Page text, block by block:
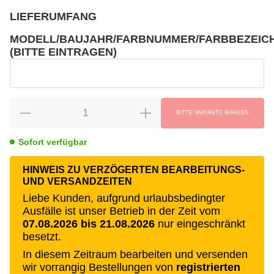
LIEFERUMFANG
MODELL/BAUJAHR/FARBNUMMER/
(BITTE EINTRAGEN)
BITTE VARIANTE WÄHLEN
Sofort verfügbar
HINWEIS ZU VERZÖGERTEN BEARBEITUNGS-
UND VERSANDZEITEN
Liebe Kunden, aufgrund urlaubsbedingter
Ausfälle ist unser Betrieb in der Zeit vom
07.08.2026 bis 21.08.2026 nur eingeschränkt
besetzt.
In diesem Zeitraum bearbeiten und versenden
wir vorrangig Bestellungen von registrierten